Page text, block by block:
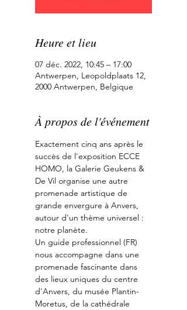
Heure et lieu
07 déc. 2022, 10:45 – 17:00
Antwerpen, Leopoldplaats 12,
2000 Antwerpen, Belgique
À propos de l'événement
Exactement cinq ans après le
succès de l'exposition ECCE
HOMO, la Galerie Geukens &
De Vil organise une autre
promenade artistique de
grande envergure à Anvers,
autour d'un thème universel :
notre planète.
Un guide professionnel (FR)
nous accompagne dans une
promenade fascinante dans
des lieux uniques du centre
d'Anvers, du musée Plantin-
Moretus, de la cathédrale